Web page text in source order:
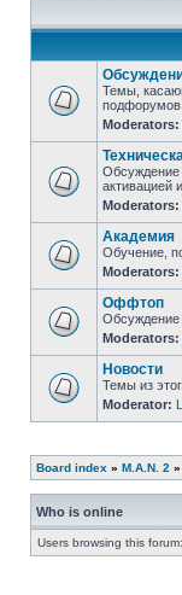
Темы,
подфорумов
Moderators:
Обсуждение
активацией
Moderators:
Академия
Обучение,
Moderators:
Оффтоп
Обсуждение
Moderators:
Новости
Темы из
Moderator:
Board index » M.A.N. 2 »
Who is online
Users browsing this